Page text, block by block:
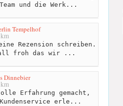
und die Werk...
Tempelhof
Rezension schreiben.
froh das wir ...
Dinnebier
Erfahrung gemacht,
erle...